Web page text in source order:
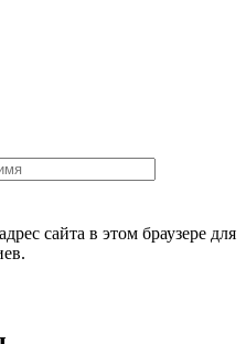
сайта в этом браузере для